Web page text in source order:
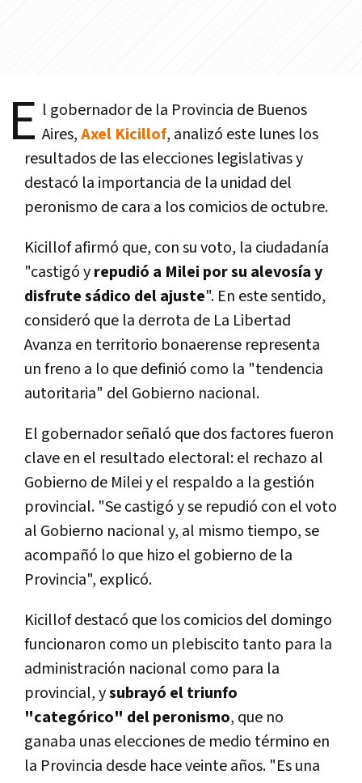
E l gobernador de la Provincia de Buenos
Aires,Axel Kicillof, analizó este lunes los
resultados de las elecciones legislativas y
destacó la importancia de la unidad del
peronismo de cara a los comicios de octubre.
Kicillof afirmó que, con su voto, la ciudadanía
"castigó yrepudió a Milei por su alevosía y
disfrute sádico del ajuste". En este sentido,
consideró que la derrota de La Libertad
Avanza en territorio bonaerense representa
un freno a lo que definió como la "tendencia
autoritaria" del Gobierno nacional.
El gobernador señaló que dos factores fueron
clave en el resultado electoral: el rechazo al
Gobierno de Milei y el respaldo a la gestión
provincial. "Se castigó y se repudió con el voto
al Gobierno nacional y, al mismo tiempo, se
acompañó lo que hizo el gobierno de la
Provincia", explicó.
Kicillof destacó que los comicios del domingo
funcionaron como un plebiscito tanto para la
administración nacional como para la
provincial, ysubrayó el triunfo
"categórico" del peronismo, que no
ganaba unas elecciones de medio término en
la Provincia desde hace veinte años. "Es una